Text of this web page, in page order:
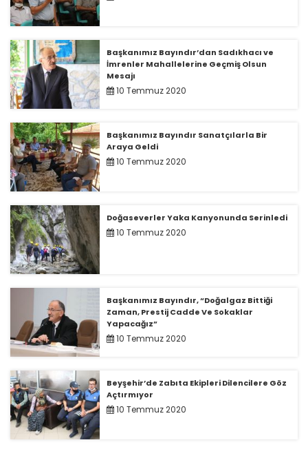
Başkanımız Bayındır’dan Sadıkhacı ve
İmrenler Mahallelerine Geçmiş Olsun
Mesajı
10 Temmuz 2020
Başkanımız Bayındır Sanatçılarla Bir
Araya Geldi
10 Temmuz 2020
Doğaseverler Yaka Kanyonunda Serinledi
10 Temmuz 2020
Başkanımız Bayındır, “Doğalgaz Bittiği
Zaman, Prestij Cadde Ve Sokaklar
Yapacağız”
10 Temmuz 2020
Beyşehir’de Zabıta Ekipleri Dilencilere Göz
Açtırmıyor
10 Temmuz 2020